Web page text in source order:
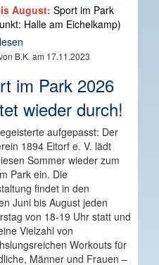
August: Sport im Park
Halle am Eichelkamp)
B.K. am 17.11.2023
im Park 2026
wieder durch!
aufgepasst: Der
1894 Eitorf e. V. lädt
Sommer wieder zum
Park ein. Die
findet in den
Juni bis August jeden
von 18-19 Uhr statt und
Vielzahl von
Workouts für
Männer und Frauen –